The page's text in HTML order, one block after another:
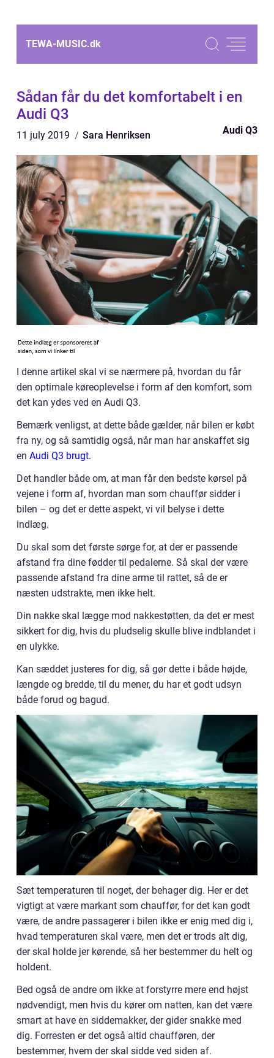
TEWA-MUSIC.dk
Sådan får du det komfortabelt i en
Audi Q3
11 july 2019 Sara Henriksen Audi Q3
I denne artikel skal vi se nærmere på, hvordan du får
den optimale køreoplevelse i form af den komfort, som
det kan ydes ved en Audi Q3.
Bemærk venligst, at dette både gælder, når bilen er købt
fra ny, og så samtidig også, når man har anskaffet sig
en Audi Q3 brugt.
Det handler både om, at man får den bedste kørsel på
vejene i form af, hvordan man som chauffør sidder i
bilen – og det er dette aspekt, vi vil belyse i dette
indlæg.
Du skal som det første sørge for, at der er passende
afstand fra dine fødder til pedalerne. Så skal der være
passende afstand fra dine arme til rattet, så de er
næsten udstrakte, men ikke helt.
Din nakke skal lægge mod nakkestøtten, da det er mest
sikkert for dig, hvis du pludselig skulle blive indblandet i
en ulykke.
Kan sæddet justeres for dig, så gør dette i både højde,
længde og bredde, til du mener, du har et godt udsyn
både forud og bagud.
Sæt temperaturen til noget, der behager dig. Her er det
vigtigt at være markant som chauffør, for det kan godt
være, de andre passagerer i bilen ikke er enig med dig i,
hvad temperaturen skal være, men det er trods alt dig,
der skal holde jer kørende, så her bestemmer du helt og
holdent.
Bed også de andre om ikke at forstyrre mere end højst
nødvendigt, men hvis du kører om natten, kan det være
smart at have en siddemakker, der gider snakke med
dig. Forresten er det også altid chaufføren, der
bestemmer, hvem der skal sidde ved siden af.